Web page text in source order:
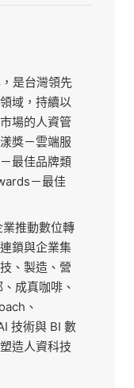
是台灣領先
域，持續以
場的人資管
獎－雲端服
最佳品牌類
－最佳
推動數位轉
鎖與企業集
、製造、營
成真咖啡、
、
技術與 BI 數
造人資科技